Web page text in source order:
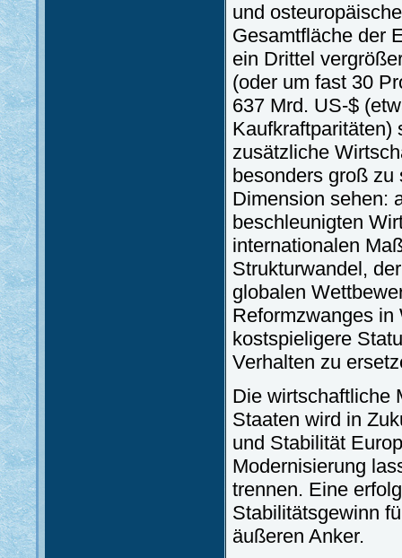
und
Gesamtfläche der
ein Drittel
(oder um fast 30
637 Mrd. US-$
Kaufkraftparitäten)
zusätzliche
besonders groß
Dimension sehen:
beschleunigten
internationalen
Strukturwandel,
globalen
Reformzwanges in
kostspieligere
Verhalten zu
Die wirtschaftliche
Staaten wird in
und Stabilität
Modernisierung
trennen. Eine
Stabilitätsgewinn
äußeren Anker.